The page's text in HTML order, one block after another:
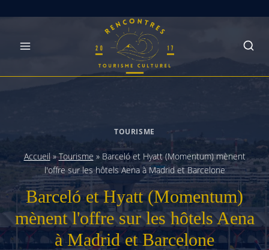
TOURISME
Accueil»Tourisme » Barceló et Hyatt (Momentum) mènent
l'offre sur les hôtels Aena à Madrid et Barcelone
Barceló et Hyatt (Momentum)
mènent l'offre sur les hôtels Aena
à Madrid et Barcelone